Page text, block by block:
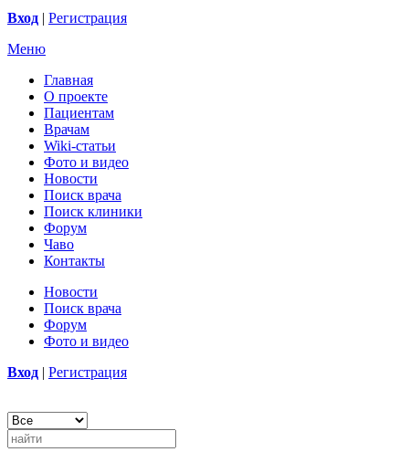
Вход | Регистрация
Меню
Главная
О проекте
Пациентам
Врачам
Wiki-статьи
Фото и видео
Новости
Поиск врача
Поиск клиники
Форум
Чаво
Контакты
Новости
Поиск врача
Форум
Фото и видео
Вход | Регистрация